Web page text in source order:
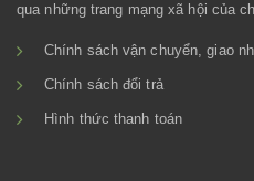
qua những trang mạng xã hội của
Chính sách vận chuyển, giao
Chính sách đổi trả
Hình thức thanh toán